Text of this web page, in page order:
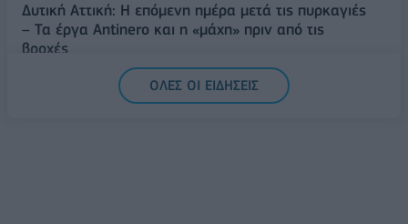
Δυτική Αττική: Η επόμενη ημέρα μετά τις πυρκαγιές
– Τα έργα Antinero και η «μάχη» πριν από τις
βροχές
ΕΛΛΑΔΑ
Ειδικό Χωροταξικό για τον Τουρισμό: Οι νέοι
ΟΛΕΣ ΟΙ ΕΙΔΗΣΕΙΣ